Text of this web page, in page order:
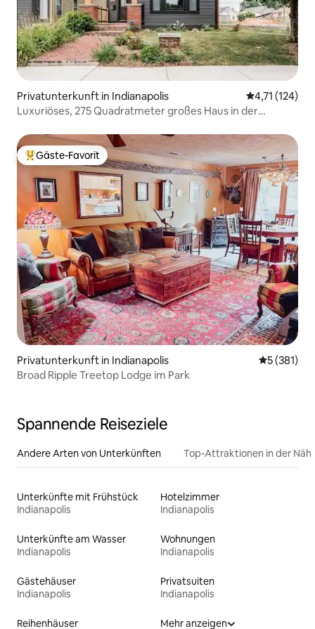
Privatunterkunft in Indianapolis
4,71 (124)
Luxuriöses, 275 Quadratmeter großes Haus in der
Beliebter Gäste-Favorit.
Gäste-Favorit
Privatunterkunft in Indianapolis
5 (381)
Broad Ripple Treetop Lodge im Park
Spannende Reiseziele
Andere Arten von Unterkünften Top-Attraktionen in der
Unterkünfte mit Frühstück
Indianapolis
Hotelzimmer
Indianapolis
Unterkünfte am Wasser
Indianapolis
Wohnungen
Indianapolis
Gästehäuser
Indianapolis
Privatsuiten
Indianapolis
Reihenhäuser
Mehr anzeigen